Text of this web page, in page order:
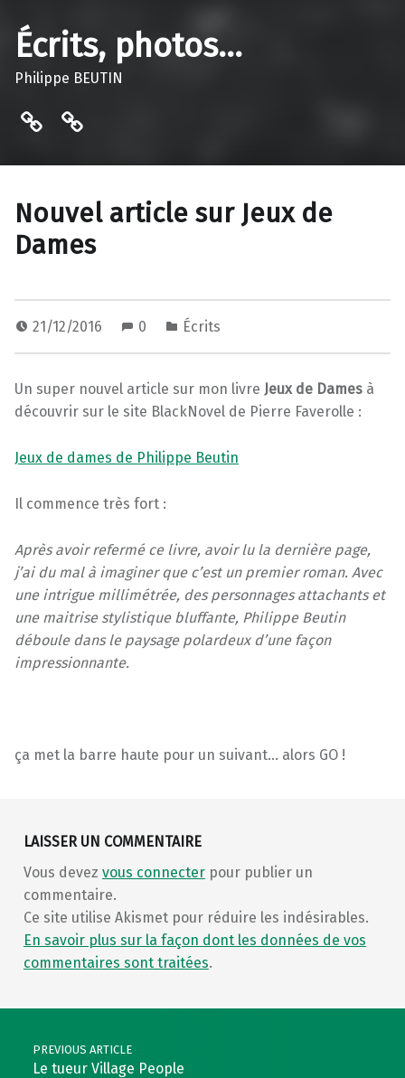
Écrits, photos…
Philippe BEUTIN
Nouvel article sur Jeux de
Dames
21/12/2016 0 Écrits
Un super nouvel article sur mon livre Jeux de Dames à
découvrir sur le site BlackNovel de Pierre Faverolle :
Jeux de dames de Philippe Beutin
Il commence très fort :
Après avoir refermé ce livre, avoir lu la dernière page,
j’ai du mal à imaginer que c’est un premier roman. Avec
une intrigue millimétrée, des personnages attachants et
une maitrise stylistique bluffante, Philippe Beutin
déboule dans le paysage polardeux d’une façon
impressionnante.
ça met la barre haute pour un suivant… alors GO !
Skip back to main navigation
LAISSER UN COMMENTAIRE
Vous devez vous connecterpour publier un
commentaire.
Ce site utilise Akismet pour réduire les indésirables.
En savoir plus sur la façon dont les données de vos
commentaires sont traitées.
Post navigation
PREVIOUS ARTICLE
Le tueur Village People